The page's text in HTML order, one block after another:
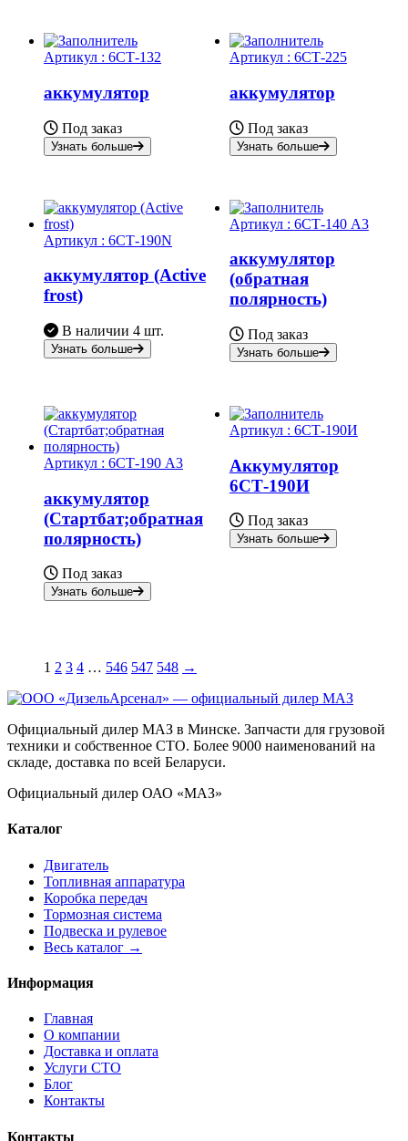
Артикул : 6СТ-132
аккумулятор
Под заказ
Узнать больше
Артикул : 6СТ-225
аккумулятор
Под заказ
Узнать больше
Артикул : 6СТ-190N
аккумулятор (Active
frost)
В наличии 4 шт.
Узнать больше
Артикул : 6СТ-140 А3
аккумулятор
(обратная
полярность)
Под заказ
Узнать больше
Артикул : 6СТ-190 А3
аккумулятор
(Стартбат;обратная
полярность)
Под заказ
Узнать больше
Артикул : 6СТ-190И
Аккумулятор
6СТ-190И
Под заказ
Узнать больше
1 2 3 4 … 546 547 548 →
Официальный дилер МАЗ в Минске. Запчасти для грузовой
техники и собственное СТО. Более 9000 наименований на
складе, доставка по всей Беларуси.
Официальный дилер ОАО «МАЗ»
Каталог
Двигатель
Топливная аппаратура
Коробка передач
Тормозная система
Подвеска и рулевое
Весь каталог →
Информация
Главная
О компании
Доставка и оплата
Услуги СТО
Блог
Контакты
Контакты